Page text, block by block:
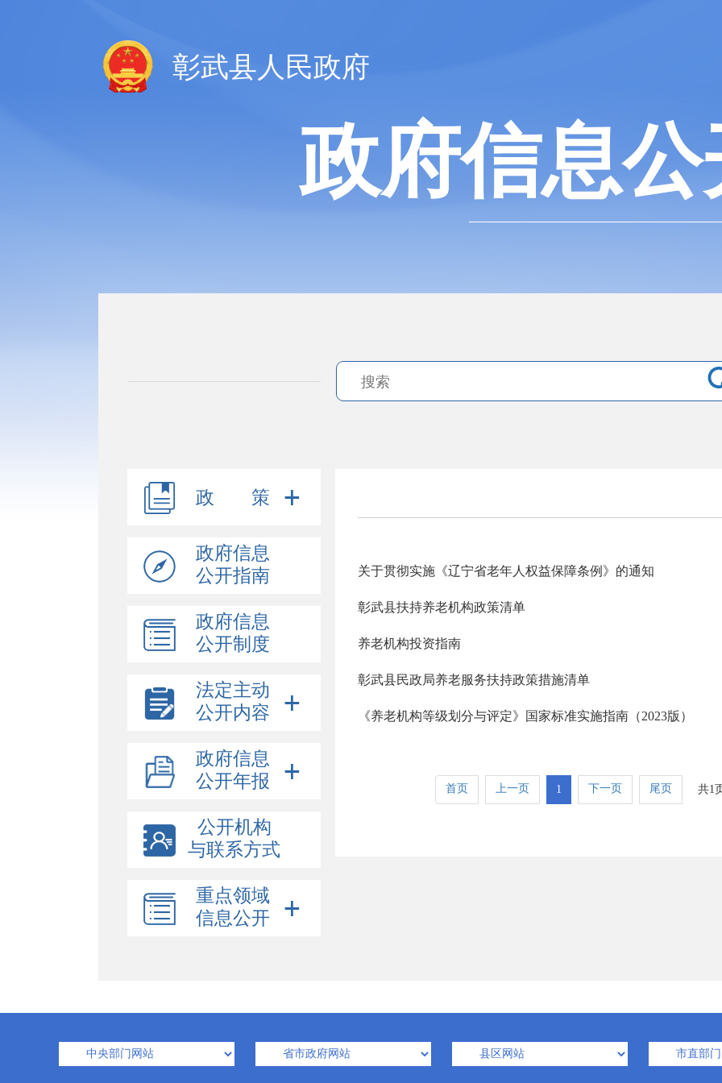
彰武县人民政府
政府信息公
政 策
政府信息
公开指南
政府信息
公开制度
法定主动
公开内容
政府信息
公开年报
公开机构
与联系方式
重点领域
信息公开
关于贯彻实施《辽宁省老年人权益保障条例》的通知
彰武县扶持养老机构政策清单
养老机构投资指南
彰武县民政局养老服务扶持政策措施清单
《养老机构等级划分与评定》国家标准实施指南（2023版）
首页 上一页 1 下一页 尾页 共1